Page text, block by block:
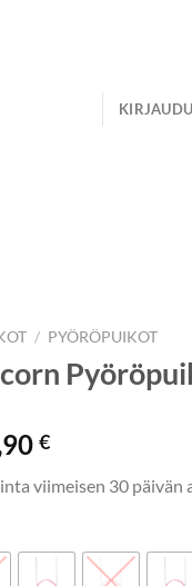
KIRJAUDU
/ PYÖRÖPUIKOT
€Hintaluokka:
-
viimeisen 30 päivän